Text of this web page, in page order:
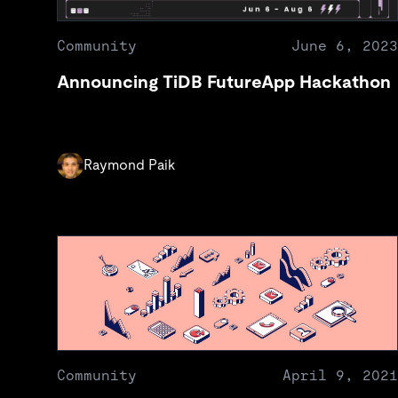
Community June 6, 2023
Announcing TiDB FutureApp Hackathon
Raymond Paik
Community April 9, 2021